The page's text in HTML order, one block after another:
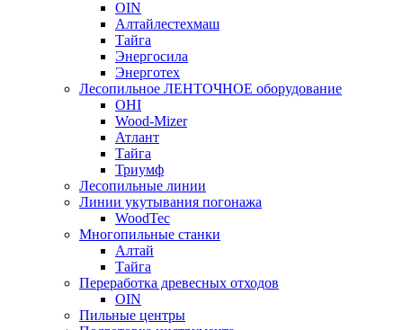
OIN
Алтайлестехмаш
Тайга
Энергосила
Энерготех
Лесопильное ЛЕНТОЧНОЕ оборудование
OHI
Wood-Mizer
Атлант
Тайга
Триумф
Лесопильные линии
Линии укутывания погонажа
WoodTec
Многопильные станки
Алтай
Тайга
Переработка древесных отходов
OIN
Пильные центры